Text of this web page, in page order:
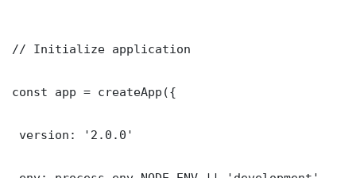
// Initialize application
const app = createApp({
version: '2.0.0'